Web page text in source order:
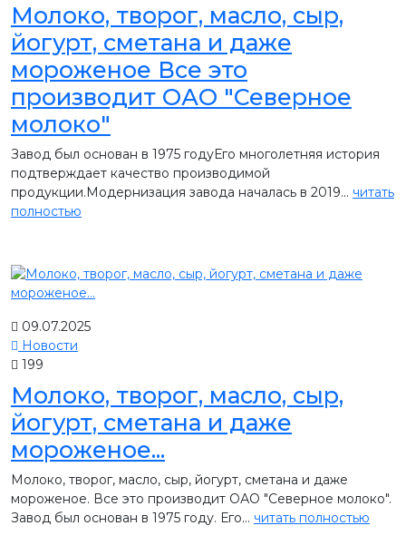
Молоко, творог, масло, сыр,
йогурт, сметана и даже
мороженое Все это
производит ОАО "Северное
молоко"
Завод был основан в 1975 годуЕго многолетняя история
подтверждает качество производимой
продукции.Модернизация завода началась в 2019... читать
полностью
09.07.2025
Новости
199
Молоко, творог, масло, сыр,
йогурт, сметана и даже
мороженое...
Молоко, творог, масло, сыр, йогурт, сметана и даже
мороженое. Все это производит ОАО "Северное молоко".
Завод был основан в 1975 году. Его... читать полностью